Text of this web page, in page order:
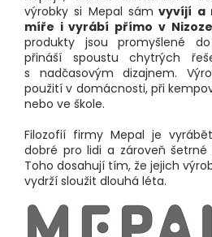
výrobky si Mepal sám vyvíjí a
míře i vyrábí přímo v
produkty jsou promyšlené
přináší spoustu chytrých
s nadčasovým dizajnem.
použití v domácnosti, při
nebo ve škole.
Filozofií firmy Mepal je
dobré pro lidi a zároveň
Toho dosahují tím, že jejich
vydrží sloužit dlouhá léta.